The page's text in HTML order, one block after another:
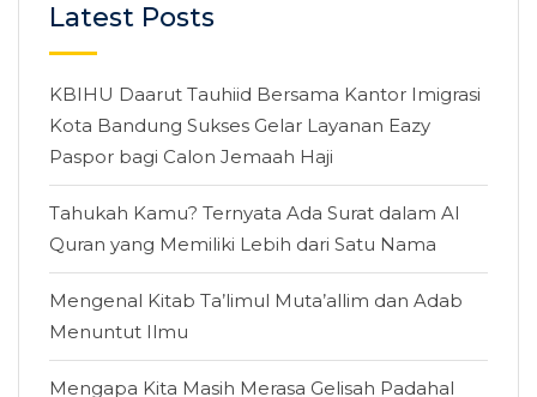
Latest Posts
KBIHU Daarut Tauhiid Bersama Kantor Imigrasi
Kota Bandung Sukses Gelar Layanan Eazy
Paspor bagi Calon Jemaah Haji
Tahukah Kamu? Ternyata Ada Surat dalam Al
Quran yang Memiliki Lebih dari Satu Nama
Mengenal Kitab Ta’limul Muta’allim dan Adab
Menuntut Ilmu
Mengapa Kita Masih Merasa Gelisah Padahal